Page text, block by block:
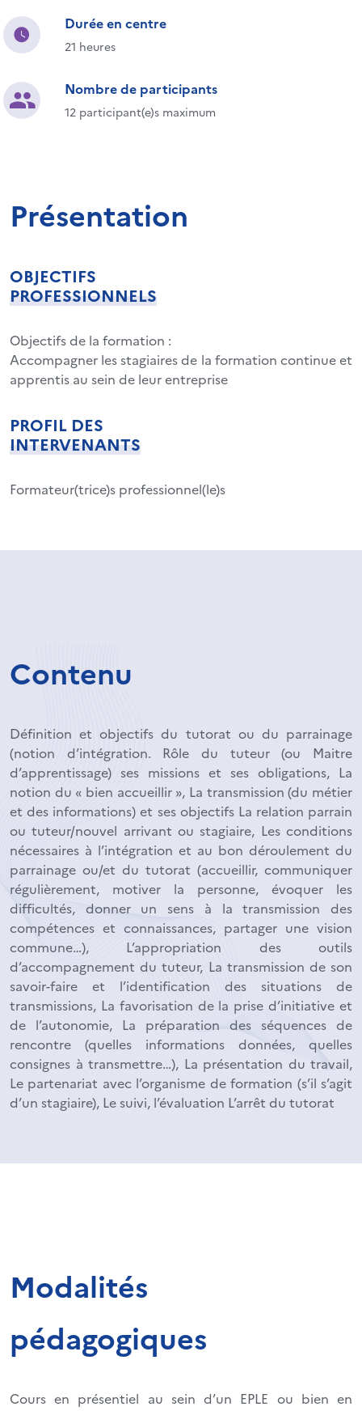
Durée en centre
21 heures
Nombre de participants
12 participant(e)s maximum
Présentation
OBJECTIFS
PROFESSIONNELS
Objectifs de la formation :
Accompagner les stagiaires de la formation continue et
apprentis au sein de leur entreprise
PROFIL DES
INTERVENANTS
Formateur(trice)s professionnel(le)s
Contenu
Définition et objectifs du tutorat ou du parrainage
(notion d’intégration. Rôle du tuteur (ou Maitre
d’apprentissage) ses missions et ses obligations, La
notion du « bien accueillir », La transmission (du métier
et des informations) et ses objectifs La relation parrain
ou tuteur/nouvel arrivant ou stagiaire, Les conditions
nécessaires à l’intégration et au bon déroulement du
parrainage ou/et du tutorat (accueillir, communiquer
régulièrement, motiver la personne, évoquer les
difficultés, donner un sens à la transmission des
compétences et connaissances, partager une vision
commune…), L’appropriation des outils
d’accompagnement du tuteur, La transmission de son
savoir-faire et l’identification des situations de
transmissions, La favorisation de la prise d’initiative et
de l’autonomie, La préparation des séquences de
rencontre (quelles informations données, quelles
consignes à transmettre…), La présentation du travail,
Le partenariat avec l’organisme de formation (s’il s’agit
d’un stagiaire), Le suivi, l’évaluation L’arrêt du tutorat
Modalités
pédagogiques
Cours en présentiel au sein d’un EPLE ou bien en